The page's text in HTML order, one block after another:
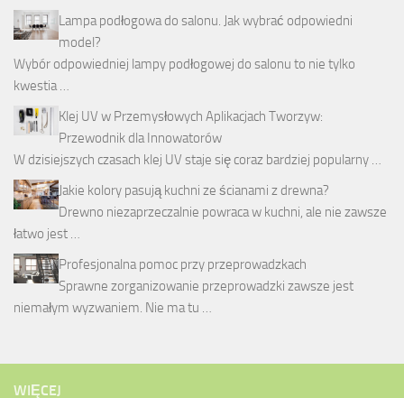
Lampa podłogowa do salonu. Jak wybrać odpowiedni
model?
Wybór odpowiedniej lampy podłogowej do salonu to nie tylko
kwestia …
Klej UV w Przemysłowych Aplikacjach Tworzyw:
Przewodnik dla Innowatorów
W dzisiejszych czasach klej UV staje się coraz bardziej popularny …
Jakie kolory pasują kuchni ze ścianami z drewna?
Drewno niezaprzeczalnie powraca w kuchni, ale nie zawsze
łatwo jest …
Profesjonalna pomoc przy przeprowadzkach
Sprawne zorganizowanie przeprowadzki zawsze jest
niemałym wyzwaniem. Nie ma tu …
WIĘCEJ